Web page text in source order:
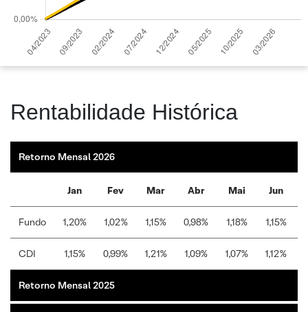
Rentabilidade Histórica
Retorno Mensal 2026
Jan Fev Mar Abr Mai Jun
Fundo 1,20% 1,02% 1,15% 0,98% 1,18% 1,15%
CDI 1,15% 0,99% 1,21% 1,09% 1,07% 1,12%
Retorno Mensal 2025